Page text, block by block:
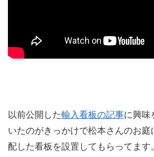
以前公開した輸入看板の記事に興味
いたのがきっかけで松本さんのお庭
配した看板を設置してもらってます。